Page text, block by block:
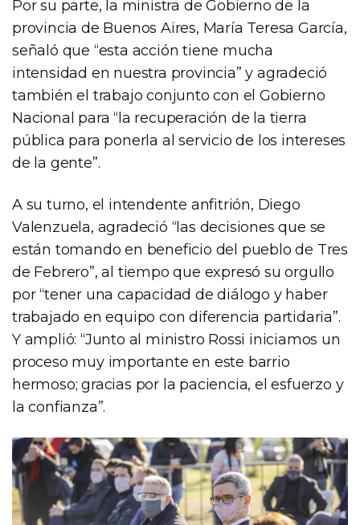
Por su parte, la ministra de Gobierno de la
provincia de Buenos Aires, María Teresa García,
señaló que “esta acción tiene mucha
intensidad en nuestra provincia” y agradeció
también el trabajo conjunto con el Gobierno
Nacional para “la recuperación de la tierra
pública para ponerla al servicio de los intereses
de la gente”.
A su turno, el intendente anfitrión, Diego
Valenzuela, agradeció “las decisiones que se
están tomando en beneficio del pueblo de Tres
de Febrero”, al tiempo que expresó su orgullo
por “tener una capacidad de diálogo y haber
trabajado en equipo con diferencia partidaria”.
Y amplió: “Junto al ministro Rossi iniciamos un
proceso muy importante en este barrio
hermoso; gracias por la paciencia, el esfuerzo y
la confianza”.